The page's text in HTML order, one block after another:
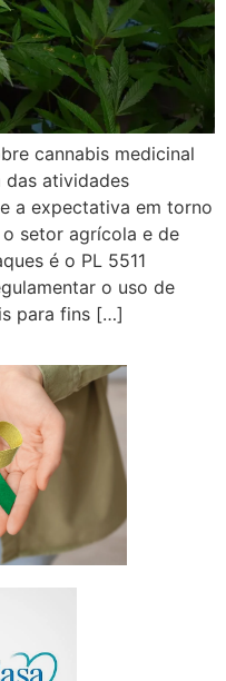
cannabis medicinal
atividades
a expectativa em torno
setor agrícola e de
é o PL 5511
o uso de
para fins […]